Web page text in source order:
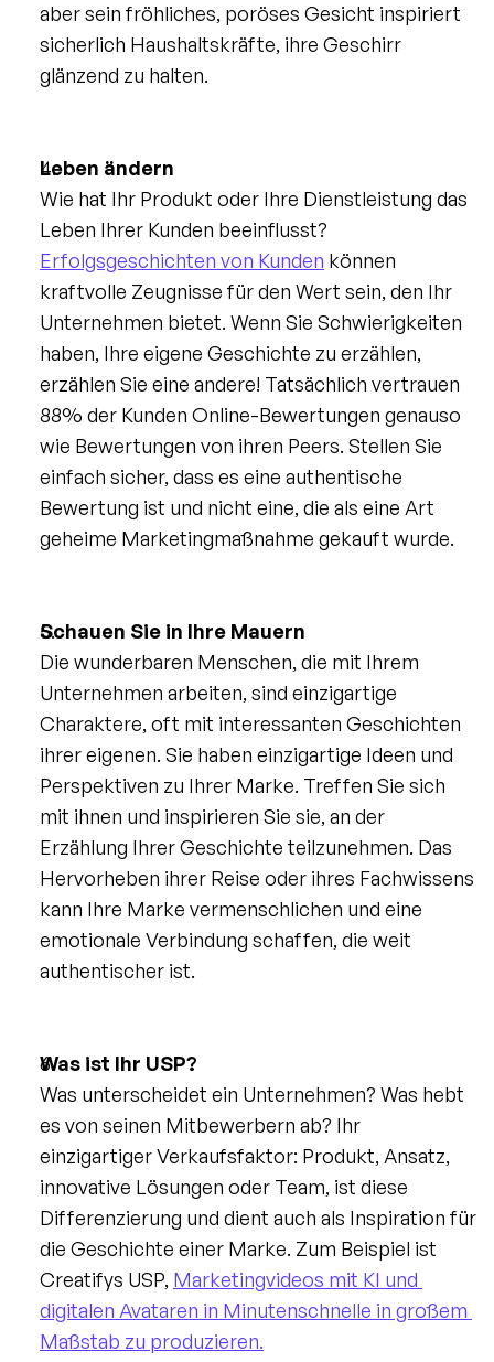
aber sein fröhliches, poröses Gesicht inspiriert
sicherlich Haushaltskräfte, ihre Geschirr
glänzend zu halten.
Leben ändern
Wie hat Ihr Produkt oder Ihre Dienstleistung das
Erfolgsgeschichten von Kunden können
kraftvolle Zeugnisse für den Wert sein, den Ihr
Unternehmen bietet. Wenn Sie Schwierigkeiten
haben, Ihre eigene Geschichte zu erzählen,
erzählen Sie eine andere! Tatsächlich vertrauen
88% der Kunden Online-Bewertungen genauso
wie Bewertungen von ihren Peers. Stellen Sie
einfach sicher, dass es eine authentische
Bewertung ist und nicht eine, die als eine Art
geheime Marketingmaßnahme gekauft wurde.
Schauen Sie in Ihre Mauern
Die wunderbaren Menschen, die mit Ihrem
Unternehmen arbeiten, sind einzigartige
Charaktere, oft mit interessanten Geschichten
ihrer eigenen. Sie haben einzigartige Ideen und
Perspektiven zu Ihrer Marke. Treffen Sie sich
mit ihnen und inspirieren Sie sie, an der
Erzählung Ihrer Geschichte teilzunehmen. Das
Hervorheben ihrer Reise oder ihres Fachwissens
kann Ihre Marke vermenschlichen und eine
emotionale Verbindung schaffen, die weit
authentischer ist.
Was ist Ihr USP?
Was unterscheidet ein Unternehmen? Was hebt
es von seinen Mitbewerbern ab? Ihr
einzigartiger Verkaufsfaktor: Produkt, Ansatz,
innovative Lösungen oder Team, ist diese
Differenzierung und dient auch als Inspiration für
die Geschichte einer Marke. Zum Beispiel ist
Creatifys USP, Marketingvideos mit KI und
digitalen Avataren in Minutenschnelle in großem
Maßstab zu produzieren.